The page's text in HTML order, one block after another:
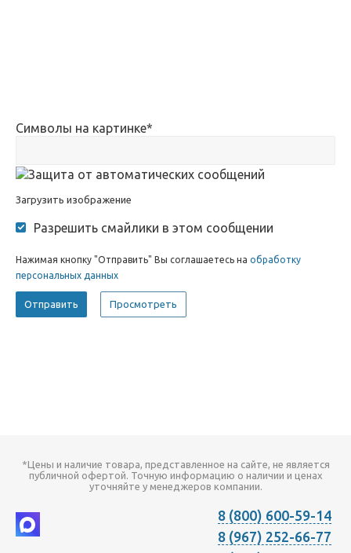
Символы на картинке*
Загрузить изображение
Разрешить смайлики в этом сообщении
Нажимая кнопку "Отправить" Вы соглашаетесь на обработку
персональных данных
*Цены и наличие товара, представленное на сайте, не является
публичной офертой. Точную информацию о наличии и ценах
уточняйте у менеджеров компании.
8 (800) 600-59-14
8 (967) 252-66-77